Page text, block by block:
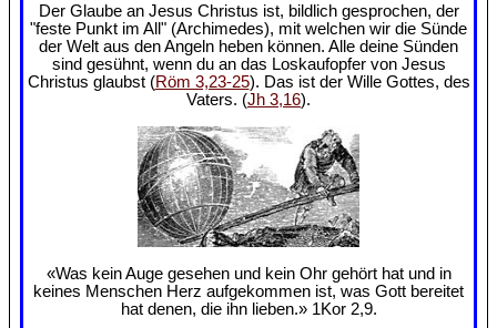
Der Glaube an Jesus Christus ist, bildlich gesprochen, der
"feste Punkt im All" (Archimedes), mit welchen wir die Sünde
der Welt aus den Angeln heben können. Alle deine Sünden
sind gesühnt, wenn du an das Loskaufopfer von Jesus
Christus glaubst (Röm 3,23-25). Das ist der Wille Gottes, des
Vaters. (Jh 3,16).
«Was kein Auge gesehen und kein Ohr gehört hat und in
keines Menschen Herz aufgekommen ist, was Gott bereitet
hat denen, die ihn lieben.» 1Kor 2,9.